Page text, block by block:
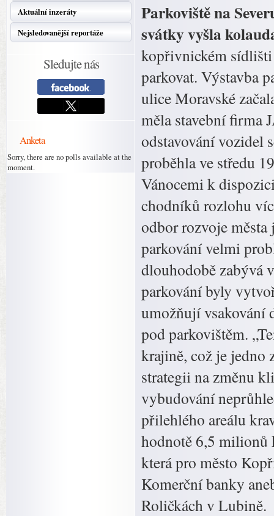
Aktuální inzeráty
Nejsledovanější reportáže
Sledujte nás
Anketa
Sorry, there are no polls available at the
moment.
Parkoviště na
svátky vyšla
kopřivnickém sídlišti
parkovat. Výstavba
ulice Moravské
měla stavební firma
odstavování vozidel
proběhla ve středu
Vánocemi k
chodníků rozlohu
odbor rozvoje města
parkování velmi
dlouhodobě zabývá
parkování byly
umožňují vsakování
pod parkovištěm.
krajině, což je jedno
strategii na změnu
vybudování
přilehlého areálu
hodnotě 6,5 milionů
která pro město
Komerční banky
Roličkách v Lubině.